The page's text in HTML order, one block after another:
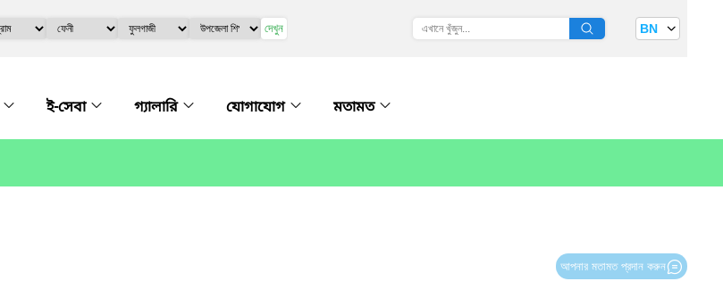
দেখুন BN
ই-সেবা গ্যালারি যোগাযোগ মতামত
আপনার মতামত প্রদান করুন